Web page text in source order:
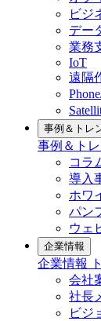
ビジ
デー
業務
IoT
遠隔
事例＆トレ
事例＆ト
コラ
導入
ホワ
パン
ウェ
企業情報
企業情報
会社
社長
ビジ